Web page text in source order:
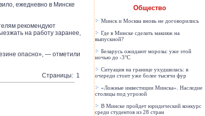
ежедневно в Минске
рекомендуют
на работу заранее,
опасно», — отметили
Страницы: 1
Общество
Минск и Москва вновь не договорились
Где в Минске сделать макияж на
выпускной?
Беларусь ожидают морозы: уже этой
ночью до -3°C
Ситуация на границе ухудшилась: в
очереди стоит уже более тысячи фур
«Ложные инвестиции Минска». Наследие
столицы под угрозой
В Минске пройдет юридический конкурс
среди студентов из 28 стран